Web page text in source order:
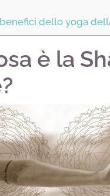
dello yoga
è la